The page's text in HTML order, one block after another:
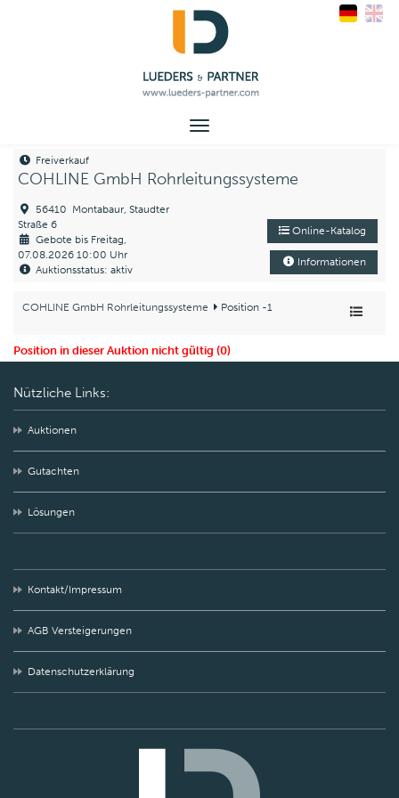
Toggle
Freiverkauf
COHLINE GmbH Rohrleitungssysteme
56410 Montabaur, Staudter
Straße 6
Gebote bis Freitag,
07.08.2026 10:00 Uhr
Auktionsstatus: aktiv
Online-Katalog
Informationen
COHLINE GmbH Rohrleitungssysteme Position -1
Position in dieser Auktion nicht gültig (0)
Nützliche Links:
Auktionen
Gutachten
Lösungen
Kontakt/Impressum
AGB Versteigerungen
Datenschutzerklärung